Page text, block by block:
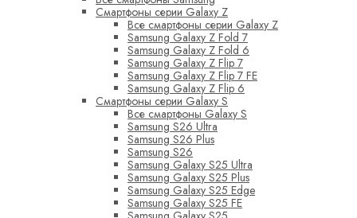
Смартфоны серии Galaxy Z
Все смартфоны серии Galaxy Z
Samsung Galaxy Z Fold 7
Samsung Galaxy Z Fold 6
Samsung Galaxy Z Flip 7
Samsung Galaxy Z Flip 7 FE
Samsung Galaxy Z Flip 6
Смартфоны серии Galaxy S
Все смартфоны Galaxy S
Samsung S26 Ultra
Samsung S26 Plus
Samsung S26
Samsung Galaxy S25 Ultra
Samsung Galaxy S25 Plus
Samsung Galaxy S25 Edge
Samsung Galaxy S25 FE